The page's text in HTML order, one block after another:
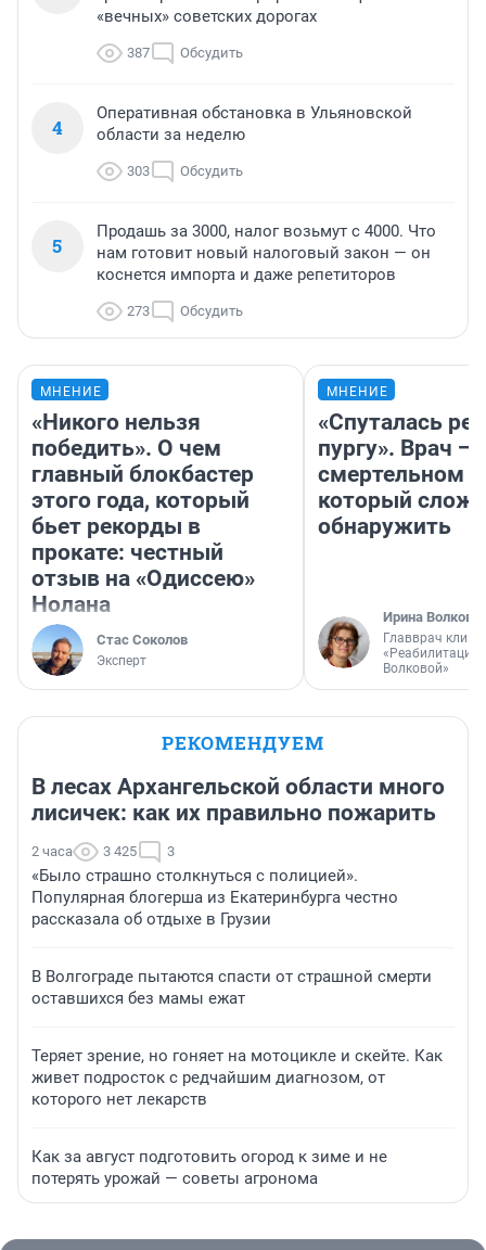
«вечных» советских дорогах
387 Обсудить
4
Оперативная обстановка в Ульяновской
области за неделю
303 Обсудить
5
Продашь за 3000, налог возьмут с 4000. Что
нам готовит новый налоговый закон — он
коснется импорта и даже репетиторов
273 Обсудить
МНЕНИЕ
«Никого нельзя
победить». О чем
главный блокбастер
этого года, который
бьет рекорды в
прокате: честный
отзыв на «Одиссею»
Нолана
Стас Соколов
Эксперт
МНЕНИЕ
«Спуталась
пургу». Врач —
смертельном
который
обнаружить
Ирина Волкова
Главврач
«Реабилитация
Волковой»
РЕКОМЕНДУЕМ
В лесах Архангельской области много
лисичек: как их правильно пожарить
2 часа 3 425 3
«Было страшно столкнуться с полицией».
Популярная блогерша из Екатеринбурга честно
рассказала об отдыхе в Грузии
В Волгограде пытаются спасти от страшной смерти
оставшихся без мамы ежат
Теряет зрение, но гоняет на мотоцикле и скейте. Как
живет подросток с редчайшим диагнозом, от
которого нет лекарств
Как за август подготовить огород к зиме и не
потерять урожай — советы агронома